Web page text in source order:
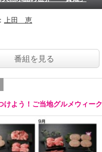
上田 恵
番組を見る
けよう！ご当地グルメウィーク